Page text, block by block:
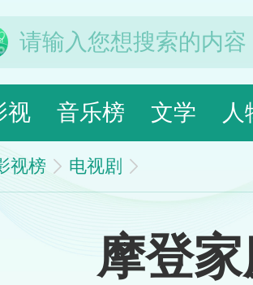
视 音乐榜 文学 人
视榜 电视剧
摩登